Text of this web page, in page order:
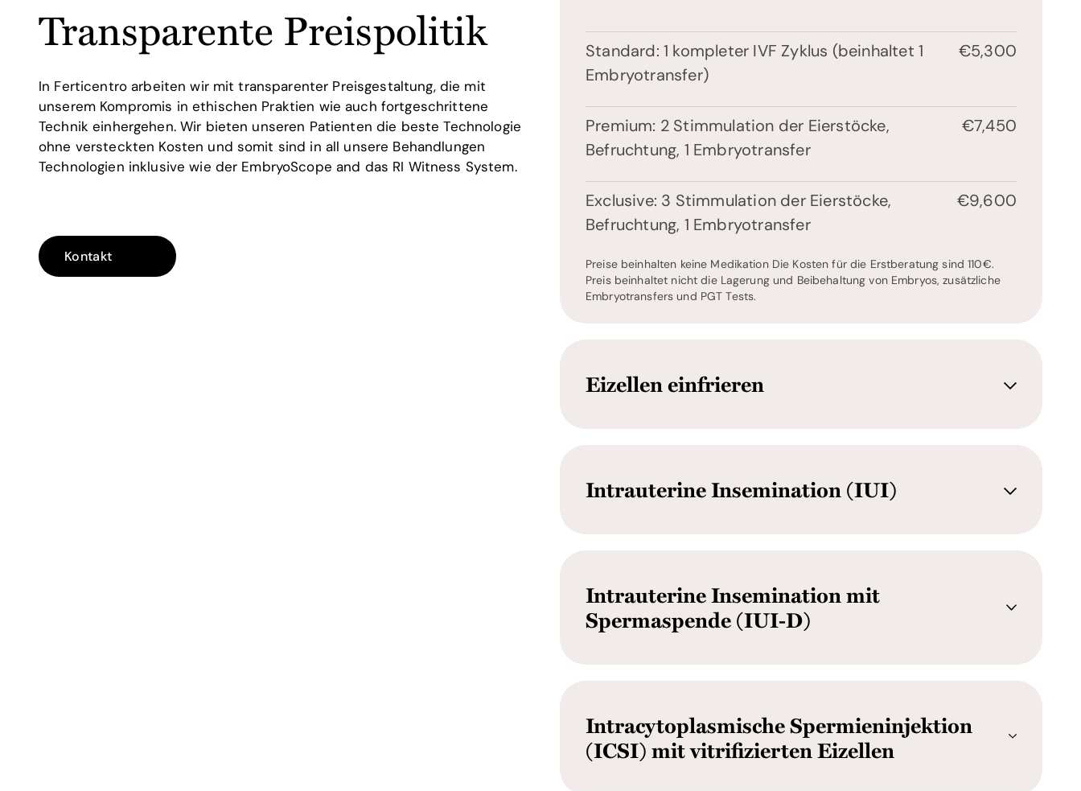
Transparente Preispolitik
In Ferticentro arbeiten wir mit transparenter Preisgestaltung, die mit
unserem Kompromis in ethischen Praktien wie auch fortgeschrittene
Technik einhergehen. Wir bieten unseren Patienten die beste Technologie
ohne versteckten Kosten und somit sind in all unsere Behandlungen
Technologien inklusive wie der EmbryoScope and das RI Witness System.
Kontakt
Standard: 1 kompleter IVF Zyklus (beinhaltet 1
Embryotransfer)
€5,300
Premium: 2 Stimmulation der Eierstöcke,
Befruchtung, 1 Embryotransfer
€7,450
Exclusive: 3 Stimmulation der Eierstöcke,
Befruchtung, 1 Embryotransfer
€9,600
Preise beinhalten keine Medikation Die Kosten für die Erstberatung sind 110€.
Preis beinhaltet nicht die Lagerung und Beibehaltung von Embryos, zusätzliche
Embryotransfers und PGT Tests.
Eizellen einfrieren
Intrauterine Insemination (IUI)
Intrauterine Insemination mit
Spermaspende (IUI-D)
Intracytoplasmische Spermieninjektion
(ICSI) mit vitrifizierten Eizellen